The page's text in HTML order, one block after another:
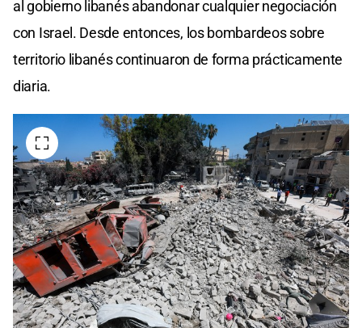
al gobierno libanés abandonar cualquier negociación
con Israel. Desde entonces, los bombardeos sobre
territorio libanés continuaron de forma prácticamente
diaria.